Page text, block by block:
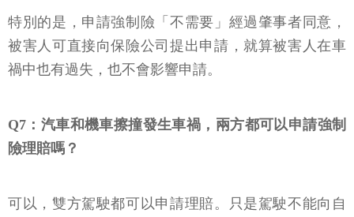
特別的是，申請強制險「不需要」經過肇事者同意，
被害人可直接向保險公司提出申請，就算被害人在車
禍中也有過失，也不會影響申請。
Q7：汽車和機車擦撞發生車禍，兩方都可以申請強制
險理賠嗎？
可以，雙方駕駛都可以申請理賠。只是駕駛不能向自